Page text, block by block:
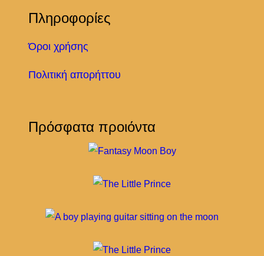
Πληροφορίες
Όροι χρήσης
Πολιτική απορήττου
Πρόσφατα προιόντα